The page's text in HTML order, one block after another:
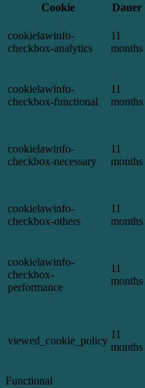
Cookie
Dauer
cookielawinfo-
checkbox-analytics
11
months
cookielawinfo-
checkbox-functional
11
months
cookielawinfo-
checkbox-necessary
11
months
cookielawinfo-
checkbox-others
11
months
cookielawinfo-
checkbox-
performance
11
months
viewed_cookie_policy
11
months
Functional